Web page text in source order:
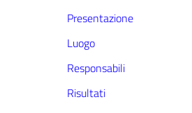
Presentazione
Luogo
Responsabili
Risultati